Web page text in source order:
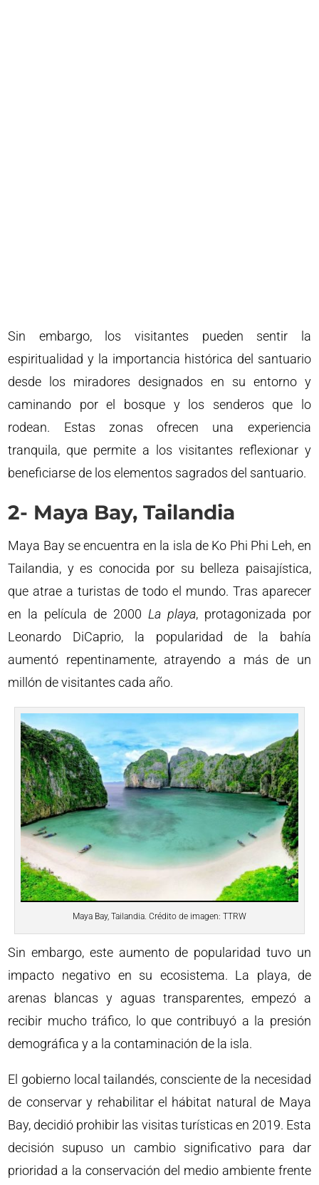
Sin embargo, los visitantes pueden sentir la
espiritualidad y la importancia histórica del santuario
desde los miradores designados en su entorno y
caminando por el bosque y los senderos que lo
rodean. Estas zonas ofrecen una experiencia
tranquila, que permite a los visitantes reflexionar y
beneficiarse de los elementos sagrados del santuario.
2- Maya Bay, Tailandia
Maya Bay se encuentra en la isla de Ko Phi Phi Leh, en
Tailandia, y es conocida por su belleza paisajística,
que atrae a turistas de todo el mundo. Tras aparecer
en la película de 2000 La playa, protagonizada por
Leonardo DiCaprio, la popularidad de la bahía
aumentó repentinamente, atrayendo a más de un
millón de visitantes cada año.
Maya Bay, Tailandia. Crédito de imagen: TTRW
Sin embargo, este aumento de popularidad tuvo un
impacto negativo en su ecosistema. La playa, de
arenas blancas y aguas transparentes, empezó a
recibir mucho tráfico, lo que contribuyó a la presión
demográfica y a la contaminación de la isla.
El gobierno local tailandés, consciente de la necesidad
de conservar y rehabilitar el hábitat natural de Maya
Bay, decidió prohibir las visitas turísticas en 2019. Esta
decisión supuso un cambio significativo para dar
prioridad a la conservación del medio ambiente frente